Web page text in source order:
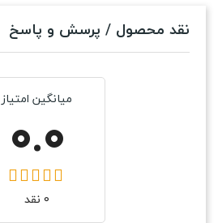
نقد محصول / پرسش و پاسخ
میانگین امتیاز
0.0
0 نقد